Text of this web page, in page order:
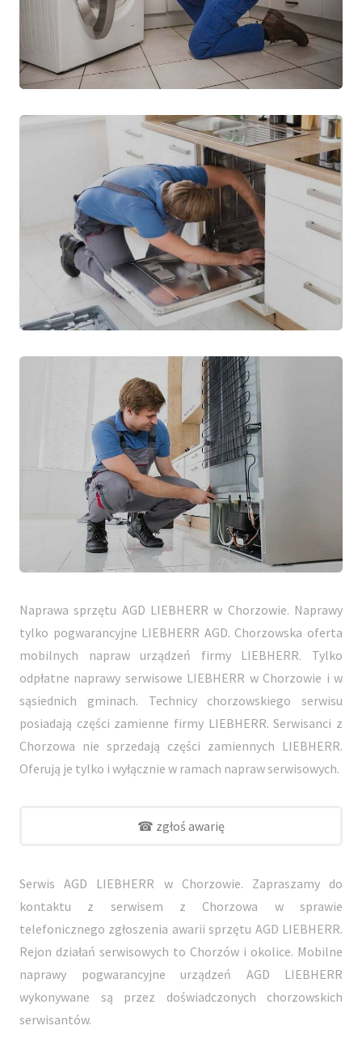
Naprawa sprzętu AGD LIEBHERR w Chorzowie. Naprawy
tylko pogwarancyjne LIEBHERR AGD. Chorzowska oferta
mobilnych napraw urządzeń firmy LIEBHERR. Tylko
odpłatne naprawy serwisowe LIEBHERR w Chorzowie i w
sąsiednich gminach. Technicy chorzowskiego serwisu
posiadają części zamienne firmy LIEBHERR. Serwisanci z
Chorzowa nie sprzedają części zamiennych LIEBHERR.
Oferują je tylko i wyłącznie w ramach napraw serwisowych.
☎ zgłoś awarię
Serwis AGD LIEBHERR w Chorzowie. Zapraszamy do
kontaktu z serwisem z Chorzowa w sprawie
telefonicznego zgłoszenia awarii sprzętu AGD LIEBHERR.
Rejon działań serwisowych to Chorzów i okolice. Mobilne
naprawy pogwarancyjne urządzeń AGD LIEBHERR
wykonywane są przez doświadczonych chorzowskich
serwisantów.